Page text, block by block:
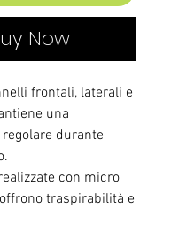
Now
frontali, laterali e
una
durante
con micro
traspirabilità e